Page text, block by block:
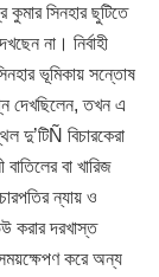
কুমার সিনহার ছুটিতে
না। নির্বাহী
ভূমিকায় সন্তোষ
দেখছিলেন, তখন এ
দু’টিÑ বিচারকেরা
বা খারিজ
ন্যায় ও
করার দরখাস্ত
করে অন্য